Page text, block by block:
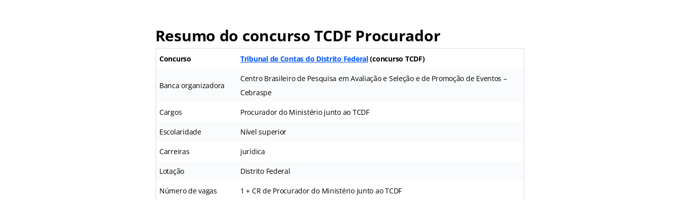
Resumo do concurso TCDF Procurador
Concurso Tribunal de Contas do Distrito Federal(concurso TCDF)
Banca organizadora
Centro Brasileiro de Pesquisa em Avaliação e Seleção e de Promoção de Eventos –
Cebraspe
Cargos Procurador do Ministério junto ao TCDF
Escolaridade Nível superior
Carreiras jurídica
Lotação Distrito Federal
Número de vagas 1 + CR de Procurador do Ministério junto ao TCDF